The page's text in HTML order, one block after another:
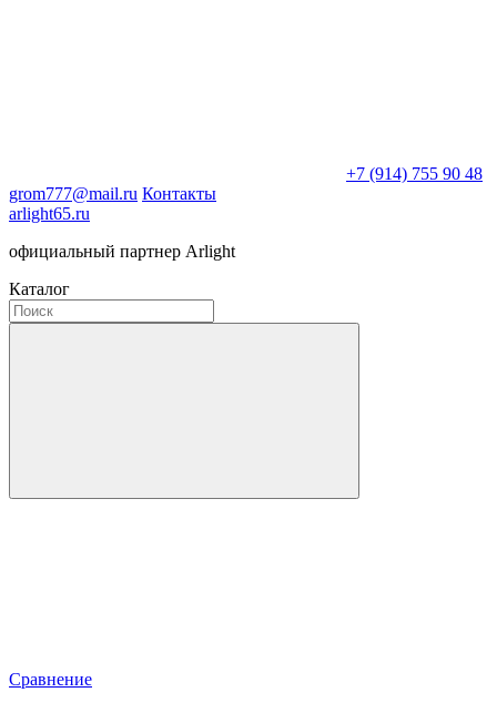
+7 (914) 755 90 48
grom777@mail.ru Контакты
arlight65.ru
официальный партнер Arlight
Каталог
Сравнение